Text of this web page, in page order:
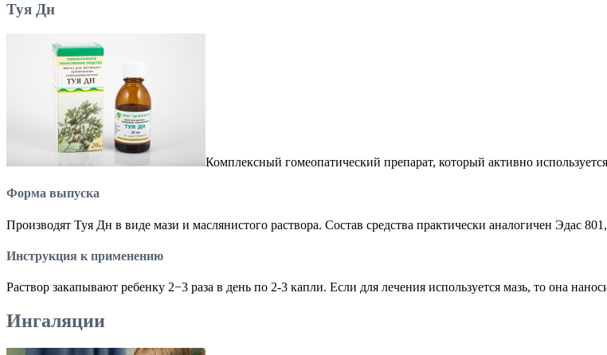
Туя Дн
Комплексный гомеопатический препарат, который активно
Форма выпуска
Производят Туя Дн в виде мази и маслянистого раствора. Состав средства практически аналогичен Эдас
Инструкция к применению
Раствор закапывают ребенку 2−3 раза в день по 2-3 капли. Если для лечения используется мазь, то она
Ингаляции